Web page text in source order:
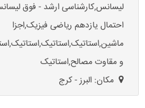
لیسانس,کارشناسی ارشد - فوق
احتمال یازدهم ریاضی فیزیک,اجزا
و مقاوت مصالح,استاتیک
مکان: البرز - کرج